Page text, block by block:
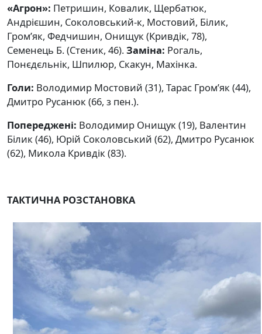
«Агрон»: Петришин, Ковалик, Щербатюк,
Андрієшин, Соколовський-к, Мостовий, Білик,
Гром’як, Федчишин, Онищук (Кривдік, 78),
Семенець Б. (Стеник, 46).Заміна: Рогаль,
Понєдєльнік, Шпилюр, Скакун, Махінка.
Голи: Володимир Мостовий (31), Тарас Гром’як (44),
Дмитро Русанюк (66, з пен.).
Попереджені: Володимир Онищук (19), Валентин
Білик (46), Юрій Соколовський (62), Дмитро Русанюк
(62), Микола Кривдік (83).
ТАКТИЧНА РОЗСТАНОВКА